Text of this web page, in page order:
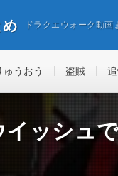
め ドラクエウォーク動画
ゅうおう 盗賊
イッシュ